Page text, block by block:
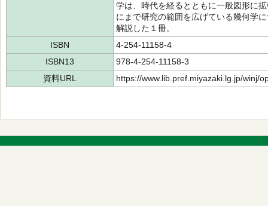
学は、時代を経るとともに一般図形に
にまで研究の範囲を広げている幾何学
解説した１冊。
ISBN
4-254-11158-4
ISBN13
978-4-254-11158-3
資料URL
https://www.lib.pref.miyazaki.lg.jp/winj/